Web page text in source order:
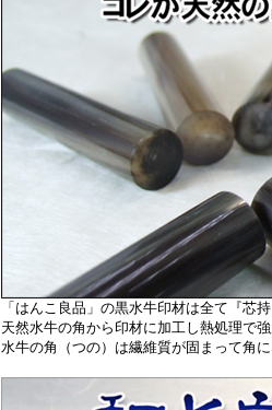
「はんこ良品」の黒水牛印材は全て『芯持
天然水牛の角から印材に加工し熱処理で
水牛の角（つの）は繊維質が固まって角